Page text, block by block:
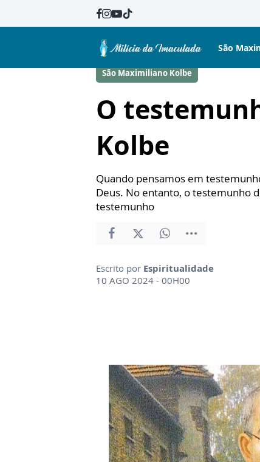
São
São Maximiliano Kolbe
O
Kolbe
Quando pensamos em
Deus. No entanto, o testemunho
testemunho
Escrito por Espiritualidade
10 AGO 2024 - 00H00